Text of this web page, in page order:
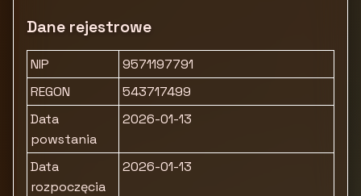
Dane rejestrowe
NIP
9571197791
REGON
543717499
Data
powstania
2026-01-13
Data
rozpoczęcia
2026-01-13